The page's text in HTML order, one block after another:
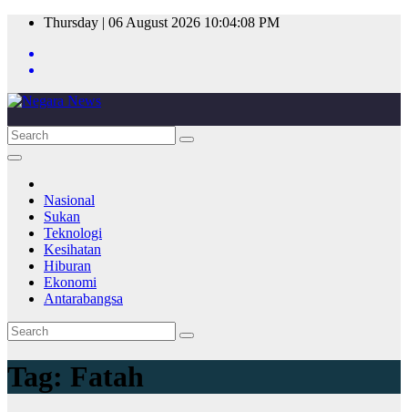
Skip
content
Thursday | 06 August 2026 10:04:08 PM
Nasional
Sukan
Teknologi
Kesihatan
Hiburan
Ekonomi
Antarabangsa
Tag: Fatah